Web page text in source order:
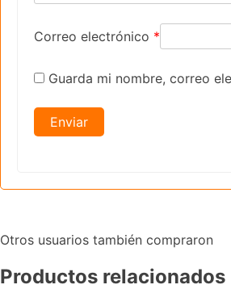
Correo electrónico *
Guarda mi nombre, correo
Otros usuarios también compraron
Productos relacionados